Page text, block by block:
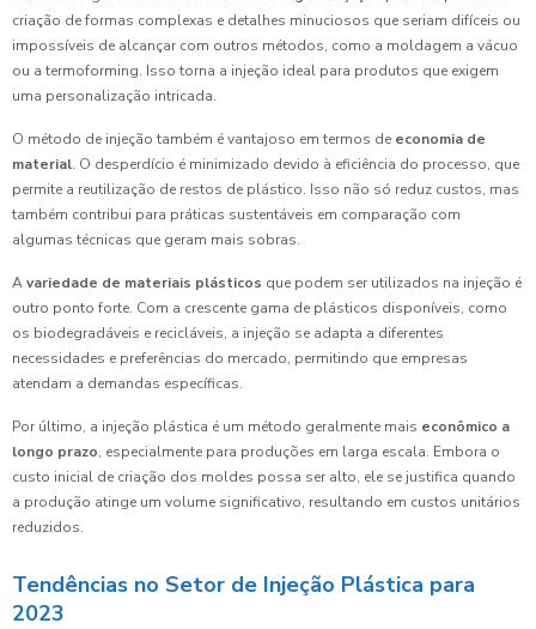
criação de formas complexas e detalhes minuciosos que seriam difíceis ou
impossíveis de alcançar com outros métodos, como a moldagem a vácuo
ou a termoforming. Isso torna a injeção ideal para produtos que exigem
uma personalização intricada.
O método de injeção também é vantajoso em termos de economia de
material. O desperdício é minimizado devido à eficiência do processo, que
permite a reutilização de restos de plástico. Isso não só reduz custos, mas
também contribui para práticas sustentáveis em comparação com
algumas técnicas que geram mais sobras.
Avariedade de materiais plásticos que podem ser utilizados na injeção é
outro ponto forte. Com a crescente gama de plásticos disponíveis, como
os biodegradáveis e recicláveis, a injeção se adapta a diferentes
necessidades e preferências do mercado, permitindo que empresas
atendam a demandas específicas.
Por último, a injeção plástica é um método geralmente mais econômico a
longo prazo, especialmente para produções em larga escala. Embora o
custo inicial de criação dos moldes possa ser alto, ele se justifica quando
a produção atinge um volume significativo, resultando em custos unitários
reduzidos.
Tendências no Setor de Injeção Plástica para
2023